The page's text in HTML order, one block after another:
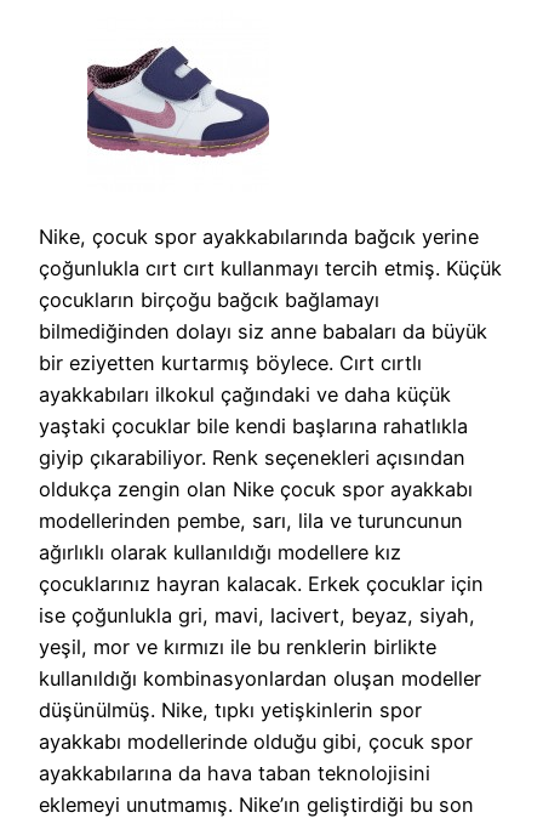
Nike, çocuk spor ayakkabılarında bağcık yerine
çoğunlukla cırt cırt kullanmayı tercih etmiş. Küçük
çocukların birçoğu bağcık bağlamayı
bilmediğinden dolayı siz anne babaları da büyük
bir eziyetten kurtarmış böylece. Cırt cırtlı
ayakkabıları ilkokul çağındaki ve daha küçük
yaştaki çocuklar bile kendi başlarına rahatlıkla
giyip çıkarabiliyor. Renk seçenekleri açısından
oldukça zengin olan Nike çocuk spor ayakkabı
modellerinden pembe, sarı, lila ve turuncunun
ağırlıklı olarak kullanıldığı modellere kız
çocuklarınız hayran kalacak. Erkek çocuklar için
ise çoğunlukla gri, mavi, lacivert, beyaz, siyah,
yeşil, mor ve kırmızı ile bu renklerin birlikte
kullanıldığı kombinasyonlardan oluşan modeller
düşünülmüş. Nike, tıpkı yetişkinlerin spor
ayakkabı modellerinde olduğu gibi, çocuk spor
ayakkabılarına da hava taban teknolojisini
eklemeyi unutmamış. Nike’ın geliştirdiği bu son